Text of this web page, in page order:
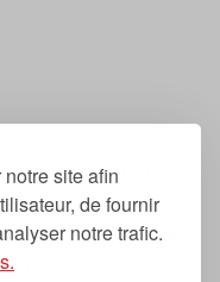
site afin
de fournir
notre trafic.
sur la
dont la
», « suivant
du